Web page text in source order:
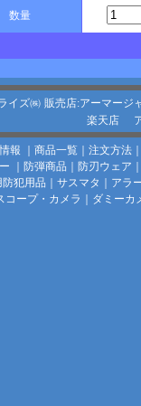
数量
イズ㈱ 販売店:アーマージ
楽天店
報 商品一覧｜ 注文方法
防弾商品 防刃ウェア
犯用品 サスマタ
アラ
コープ・カメラ ダミーカ